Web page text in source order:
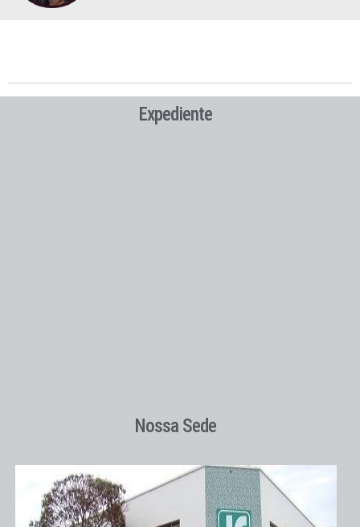
Expediente
Nossa Sede